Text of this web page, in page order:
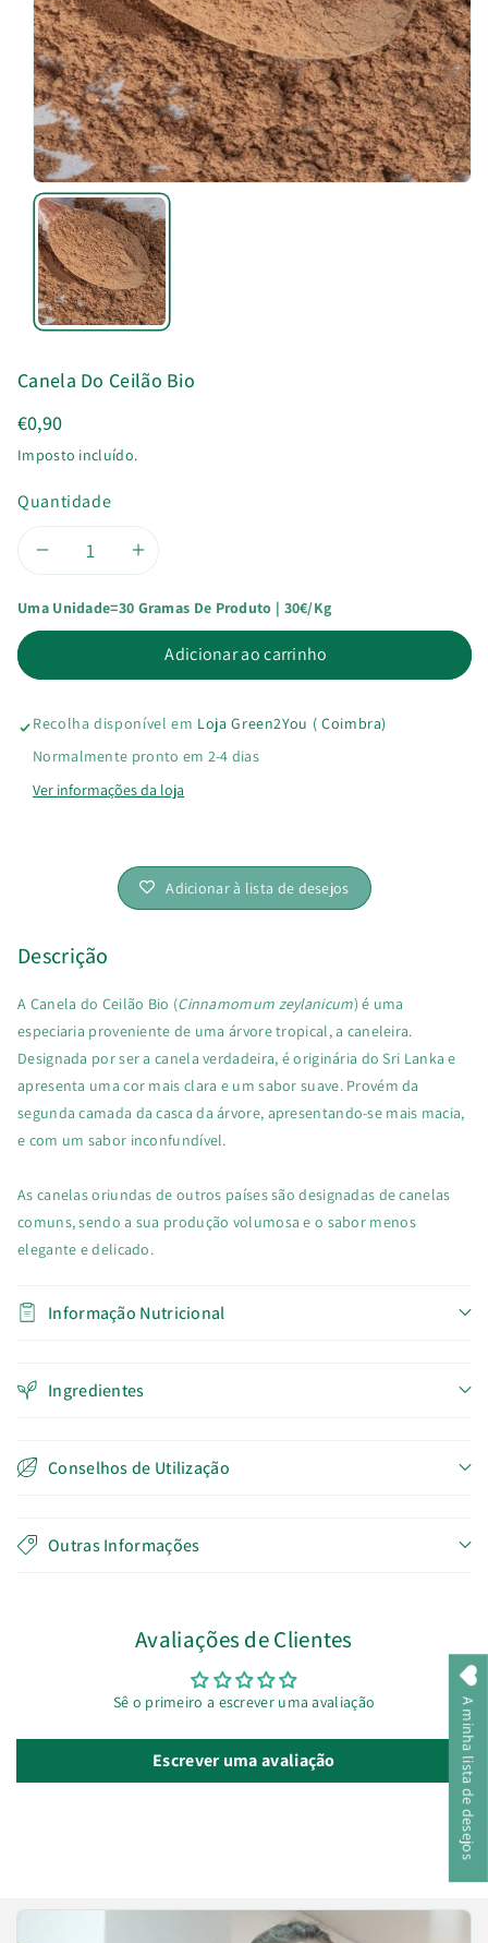
u
t
o
Canela Do Ceilão Bio
€0,90
Imposto incluído.
Quantidade
Diminuir
a
quantidade
de
Canela
do
Aumentar
a
quantidade
de
Canela
do
Bio
Uma Unidade=30 Gramas De Produto | 30€/kg
Adicionar ao carrinho
Recolha disponível em Loja Green2You ( Coimbra)
Normalmente pronto em 2-4 dias
Ver informações da loja
Adicionar à lista de desejos
Descrição
A Canela do Ceilão Bio (Cinnamomum zeylanicum) é uma
especiaria proveniente de uma árvore tropical, a caneleira.
Designada por ser a canela verdadeira, é originária do Sri Lanka e
apresenta uma cor mais clara e um sabor suave. Provém da
segunda camada da casca da árvore, apresentando-se mais macia,
e com um sabor inconfundível.
As canelas oriundas de outros países são designadas de canelas
comuns, sendo a sua produção volumosa e o sabor menos
elegante e delicado.
Informação Nutricional
Ingredientes
Conselhos de Utilização
Outras Informações
Avaliações de Clientes
Sê o primeiro a escrever uma avaliação
Escrever uma avaliação A minha lista de desejos